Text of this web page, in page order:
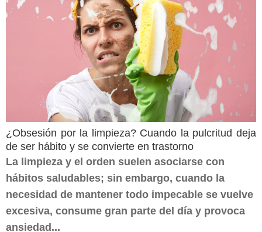
¿Obsesión por la limpieza? Cuando la pulcritud deja
de ser hábito y se convierte en trastorno
La limpieza y el orden suelen asociarse con
hábitos saludables; sin embargo, cuando la
necesidad de mantener todo impecable se vuelve
excesiva, consume gran parte del día y provoca
ansiedad...